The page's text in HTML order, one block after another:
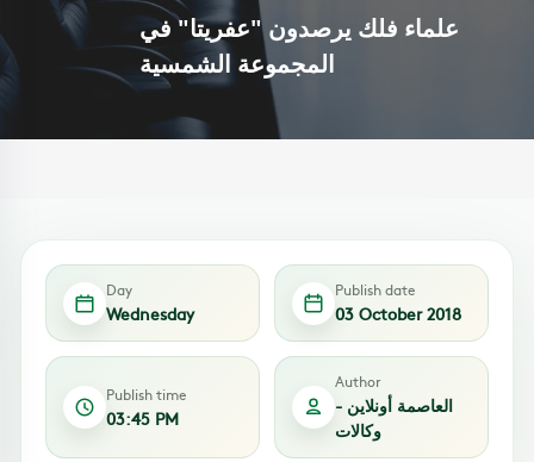
علماء فلك يرصدون "عفريتا" في
المجموعة الشمسية
Day
Wednesday
Publish date
03 October 2018
Publish time
03:45 PM
Author
العاصمة أونلاين -
وكالات